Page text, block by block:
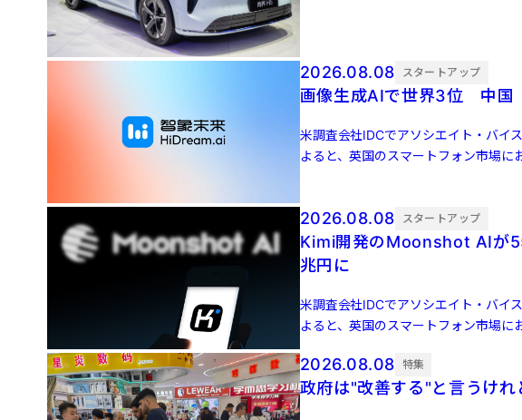
2026.08.08 スタートアップ
画像生成AIで世界3位 中国
米調査会社IDCでアソシエイト・バイ
よると、英国のスマートフォン市場
2026.08.08 スタートアップ
Kimi開発のMoonshot AIが
兆円に
米調査会社IDCでアソシエイト・バイ
よると、英国のスマートフォン市場
増 […]
2026.08.08 特集
政府は"改善する"と言うけ